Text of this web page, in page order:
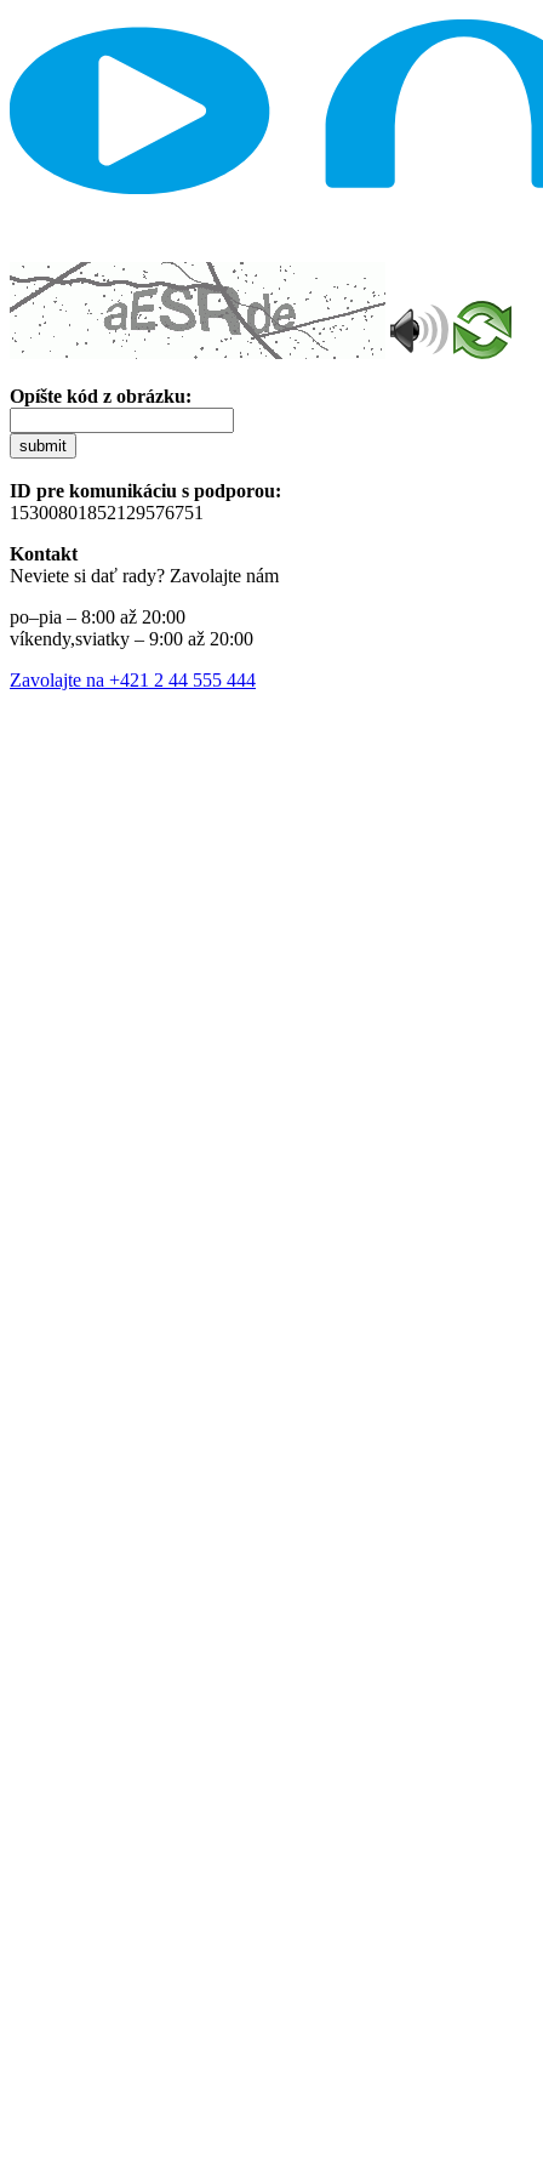
Opíšte kód z obrázku:
submit
ID pre komunikáciu s podporou:
15300801852129576751
Kontakt
Neviete si dať rady? Zavolajte nám
po–pia – 8:00 až 20:00
víkendy,sviatky – 9:00 až 20:00
Zavolajte na +421 2 44 555 444